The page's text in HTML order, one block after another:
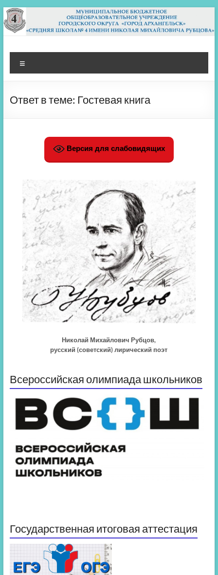
Перейти
к
содержимому
МБОУ СШ 4
Архангельск
Ответ в теме: Гостевая книга
Версия для слабовидящих
Николай Михайлович Рубцов,
русский (советский) лирический поэт
Всероссийская олимпиада школьников
Государственная итоговая аттестация